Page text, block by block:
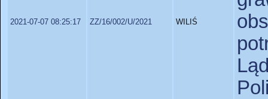
2021-07-07 08:25:17 ZZ/16/002/U/2021 WILIŚ